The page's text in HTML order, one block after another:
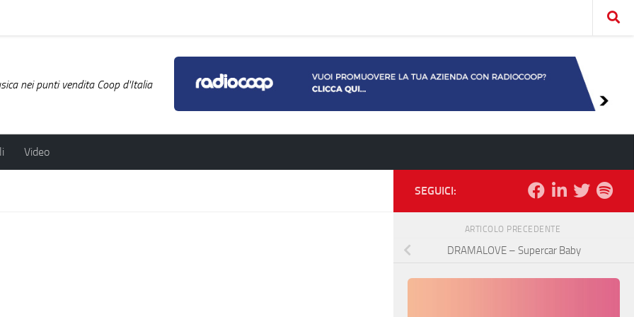
nei punti vendita Coop d'Italia
Video
SEGUICI:
ARTICOLO PRECEDENTE
DRAMALOVE – Supercar Baby